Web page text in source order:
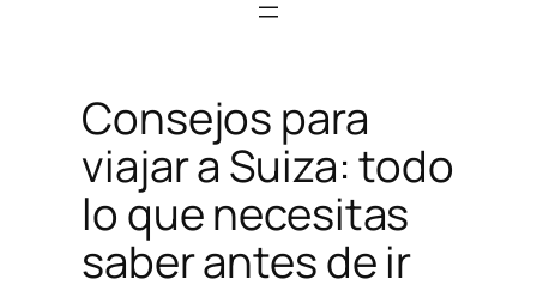
Consejos para
viajar a Suiza: todo
lo que necesitas
saber antes de ir